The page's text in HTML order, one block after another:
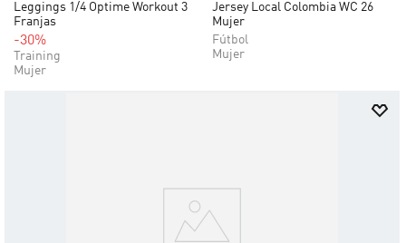
Leggings 1/4 Optime Workout 3
Franjas
-30%
Training
Mujer
Jersey Local Colombia WC 26
Mujer
Fútbol
Mujer